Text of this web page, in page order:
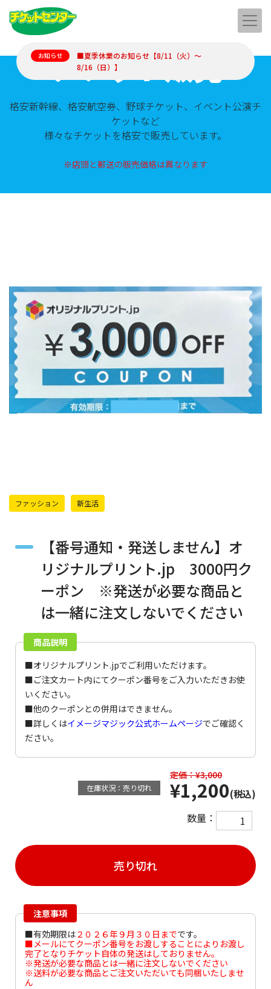
お知らせ
■夏季休業のお知らせ【8/11（火）～
8/16（日）】
チケット販売
格安新幹線、格安航空券、野球チケット、イベント公演チ
ケットなど
様々なチケットを格安で販売しています。
※店頭と郵送の販売価格は異なります
ファッション 新生活
【番号通知・発送しません】オ
リジナルプリント.jp 3000円ク
ーポン ※発送が必要な商品と
は一緒に注文しないでください
商品説明
■オリジナルプリント.jpでご利用いただけます。
■ご注文カート内にてクーポン番号をご入力いただきお使
いください。
■他のクーポンとの併用はできません。
■詳しくはイメージマジック公式ホームページでご確認く
ださい。
在庫状況：売り切れ
定価：¥3,000
¥1,200(税込)
数量：
売り切れ
注意事項
■有効期限は２０２６年９月３０日までです。
■メールにてクーポン番号をお渡しすることによりお渡し
完了となりチケット自体の発送はしておりません。
※発送が必要な商品とは一緒に注文しないでください
※送料が必要な商品とご注文いただいても同梱いたしませ
ん